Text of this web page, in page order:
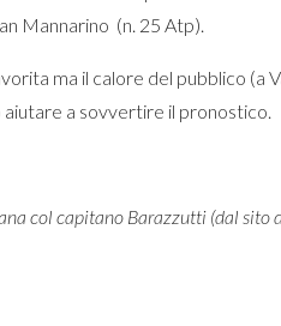
Mannarino (n. 25 Atp).
ma il calore del pubblico (a
a sovvertire il pronostico.
col capitano Barazzutti (dal sito